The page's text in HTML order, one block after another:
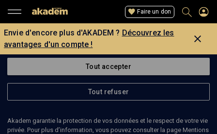
Faire un don
Envie d'encore plus d'AKADEM ? Découvrez les
avantages d'un compte !
Tout accepter
Tout refuser
Akadem garantie la protection de vos données et le respect de votre vie
privée. Pour plus d’information, vous pouvez consulter la page Mentions